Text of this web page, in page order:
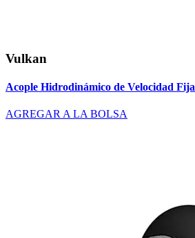
Vulkan
Acople Hidrodinámico de Velocidad Fija
AGREGAR A LA BOLSA